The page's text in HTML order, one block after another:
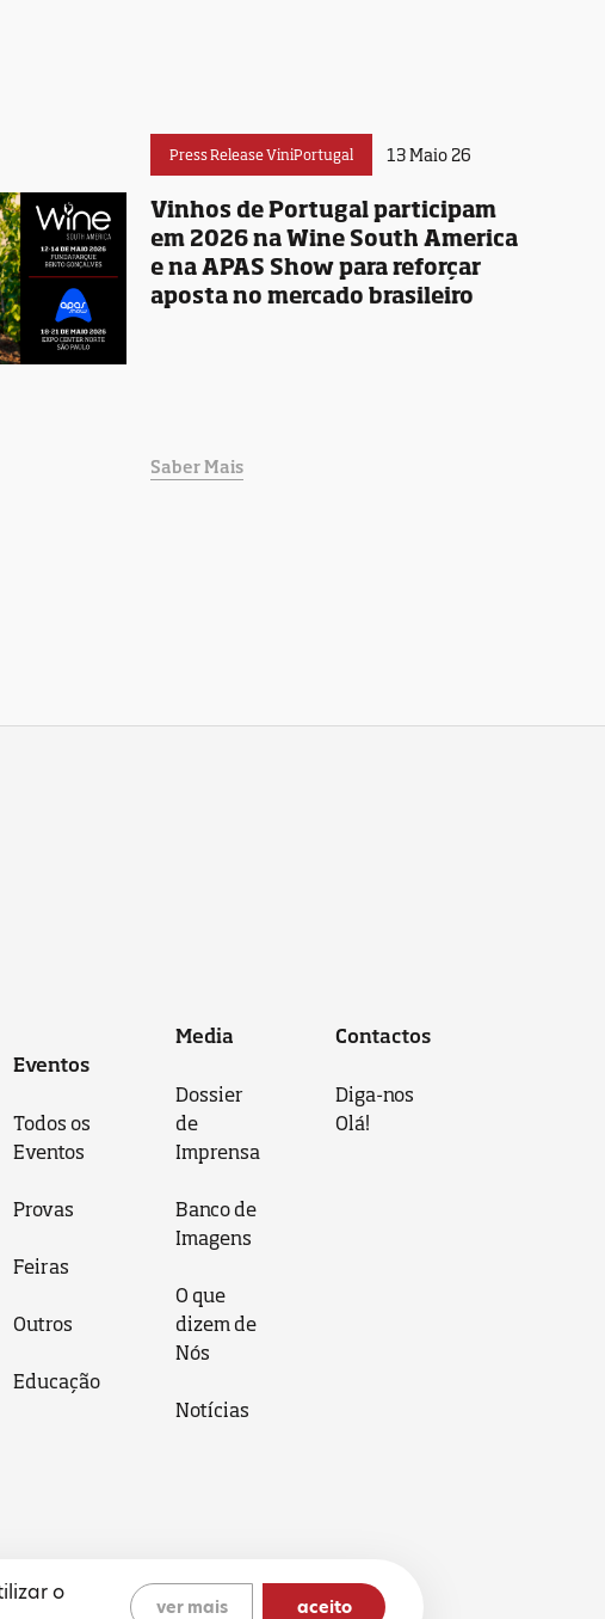
Press Release ViniPortugal 13 Maio 26
Vinhos de Portugal participam
em 2026 na Wine South America
e na APAS Show para reforçar
aposta no mercado brasileiro
Saber Mais
o
ver mais aceito
Eventos
Todos os
Eventos
Provas
Feiras
Outros
Educação
Media
Dossier
de
Imprensa
Banco de
Imagens
O que
dizem de
Nós
Notícias
Contactos
Diga-nos
Olá!